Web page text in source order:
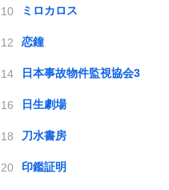
ミロカロス
恋鐘
日本事故物件監視協会3
日生劇場
刀水書房
印鑑証明